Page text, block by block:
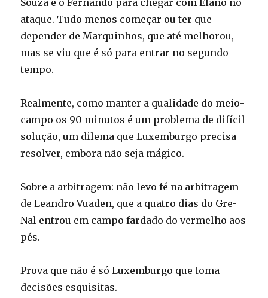
Souza e o Fernando para chegar com Elano no
ataque. Tudo menos começar ou ter que
depender de Marquinhos, que até melhorou,
mas se viu que é só para entrar no segundo
tempo.
Realmente, como manter a qualidade do meio-
campo os 90 minutos é um problema de difícil
solução, um dilema que Luxemburgo precisa
resolver, embora não seja mágico.
Sobre a arbitragem: não levo fé na arbitragem
de Leandro Vuaden, que a quatro dias do Gre-
Nal entrou em campo fardado do vermelho aos
pés.
Prova que não é só Luxemburgo que toma
decisões esquisitas.